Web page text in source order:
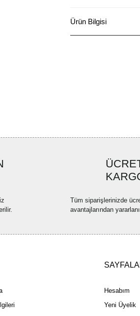
Ürün Bilgisi
Bu ürüne benzer
Tüm siparişlerinizde
avantajlarından
Hesabım
Yeni Üyelik